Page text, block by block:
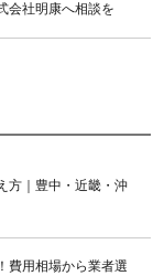
会社明康へ相談を
方｜豊中・近畿・沖
費用相場から業者選